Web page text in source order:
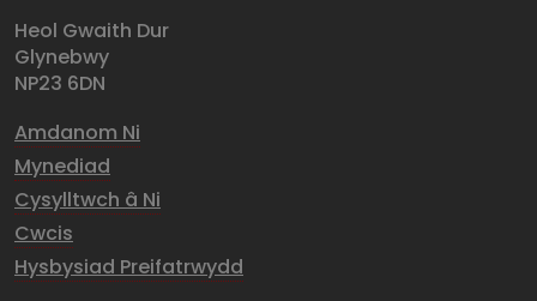
Heol Gwaith Dur
Glynebwy
NP23 6DN
Amdanom Ni
Mynediad
Cysylltwch â Ni
Cwcis
Hysbysiad Preifatrwydd